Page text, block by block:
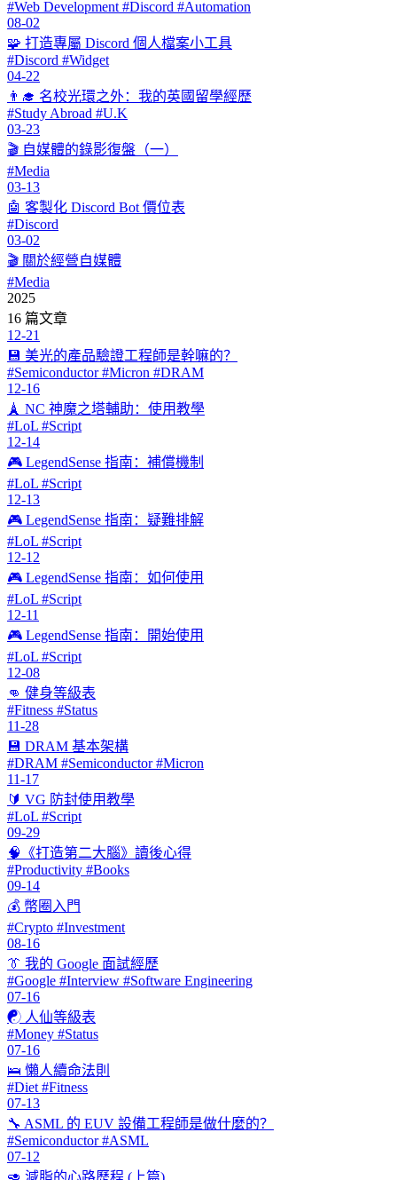
#Web Development #Discord #Automation
08-02
🧩 打造專屬 Discord 個人檔案小工具
#Discord #Widget
04-22
👨‍🎓 名校光環之外：我的英國留學經歷
#Study Abroad #U.K
03-23
🎬 自媒體的錄影復盤（一）
#Media
03-13
🤖 客製化 Discord Bot 價位表
#Discord
03-02
🎬 關於經營自媒體
#Media
2025
16 篇文章
12-21
💾 美光的產品驗證工程師是幹嘛的？
#Semiconductor #Micron #DRAM
12-16
🗼 NC 神魔之塔輔助：使用教學
#LoL #Script
12-14
🎮 LegendSense 指南：補償機制
#LoL #Script
12-13
🎮 LegendSense 指南：疑難排解
#LoL #Script
12-12
🎮 LegendSense 指南：如何使用
#LoL #Script
12-11
🎮 LegendSense 指南：開始使用
#LoL #Script
12-08
👊 健身等級表
#Fitness #Status
11-28
💾 DRAM 基本架構
#DRAM #Semiconductor #Micron
11-17
🔰 VG 防封使用教學
#LoL #Script
09-29
🧠《打造第二大腦》讀後心得
#Productivity #Books
09-14
💰 幣圈入門
#Crypto #Investment
08-16
👔 我的 Google 面試經歷
#Google #Interview #Software Engineering
07-16
☯ 人仙等級表
#Money #Status
07-16
🛌 懶人續命法則
#Diet #Fitness
07-13
🔧 ASML 的 EUV 設備工程師是做什麼的？
#Semiconductor #ASML
07-12
🥑 減脂的心路歷程 (上篇)